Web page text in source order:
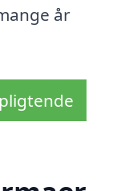
år